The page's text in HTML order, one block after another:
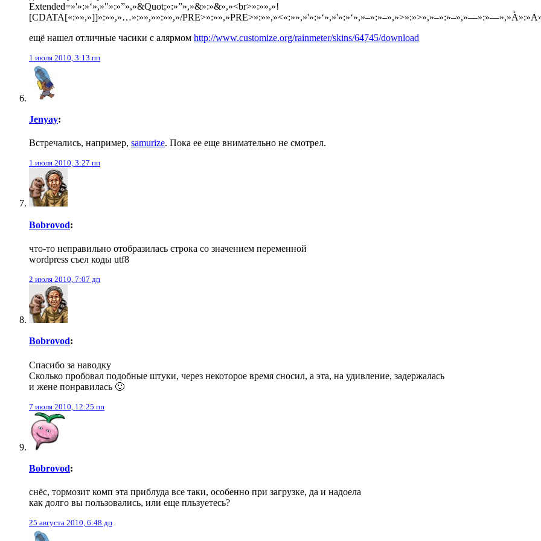
Extended=»'»:»‘»,»"»:»”»,»&Quot;»:»”»,»&»:»&»,»<br>»:»»,»!
[CDATA[«:»»,»]]»:»»,»…»:»»,»»:»»,»/
ещё нашел отличные часики с алярмом http://www.customize.org/rainmeter/skins/64745/download
1 июля 2010, 3:13 пп
Jenyay:
Встречались, например, samurize. Пока ее еще внимательно не смотрел.
1 июля 2010, 3:27 пп
Bobrovod:
что-то неправильно отобразилась строка со значением переменной
wordpress съел коды utf8
2 июля 2010, 7:07 дп
Bobrovod:
Спасибо за наводку
Сколько пробовал подобные штуки, через некоторое время сносил, а эта, на удивление, задержалась
и жене понравилась 🙂
7 июля 2010, 12:25 пп
Bobrovod:
снёс, тормозит комп эта приблуда все таки, особенно при загрузке, да и надоела
как долго вы пользовались, или еще пльзуетесь?
25 августа 2010, 6:48 дп